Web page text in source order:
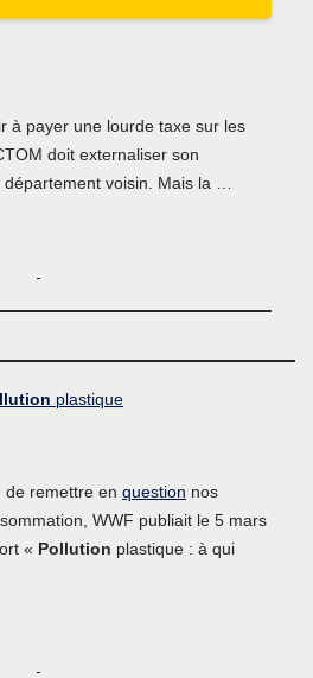
à payer une lourde taxe sur les
doit externaliser son
département voisin. Mais la …
plastique
de remettre en question nos
WWF publiait le 5 mars
« Pollution plastique : à qui